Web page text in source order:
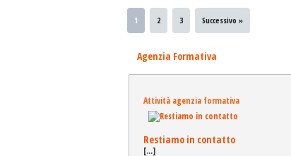
1 2 3 Successivo »
Agenzia Formativa
Attività agenzia formativa
Restiamo in contatto
[...]